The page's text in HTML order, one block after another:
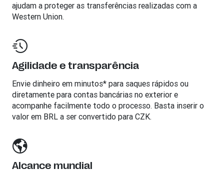
ajudam a proteger as transferências realizadas com a
Western Union.
Agilidade e transparência
Envie dinheiro em minutos* para saques rápidos ou
diretamente para contas bancárias no exterior e
acompanhe facilmente todo o processo. Basta inserir o
valor em BRL a ser convertido para CZK.
Alcance mundial